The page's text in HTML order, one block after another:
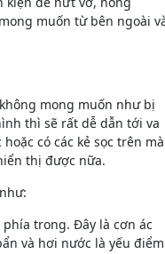
muốn từ bên ngoài
mong muốn như bị
thì sẽ rất dễ dẫn tới va
có các kẻ sọc trên
thị được nữa.
trong. Đây là cơn ác
và hơi nước là yếu điểm